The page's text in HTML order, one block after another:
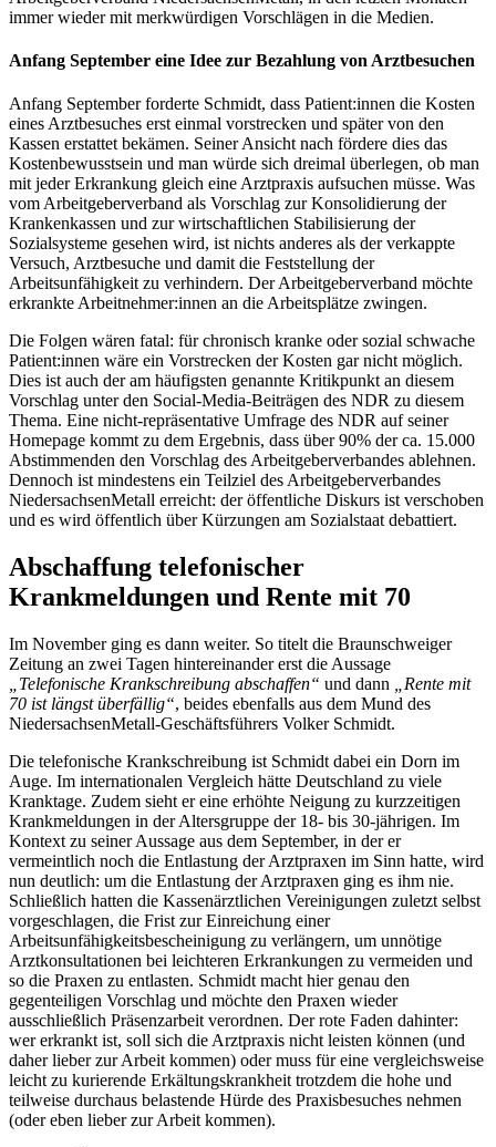
immer wieder mit merkwürdigen Vorschlägen in die Medien.
Anfang September eine Idee zur Bezahlung von Arztbesuchen
Anfang September forderte Schmidt, dass Patient:innen die Kosten
eines Arztbesuches erst einmal vorstrecken und später von den
Kassen erstattet bekämen. Seiner Ansicht nach fördere dies das
Kostenbewusstsein und man würde sich dreimal überlegen, ob man
mit jeder Erkrankung gleich eine Arztpraxis aufsuchen müsse. Was
vom Arbeitgeberverband als Vorschlag zur Konsolidierung der
Krankenkassen und zur wirtschaftlichen Stabilisierung der
Sozialsysteme gesehen wird, ist nichts anderes als der verkappte
Versuch, Arztbesuche und damit die Feststellung der
Arbeitsunfähigkeit zu verhindern. Der Arbeitgeberverband möchte
erkrankte Arbeitnehmer:innen an die Arbeitsplätze zwingen.
Die Folgen wären fatal: für chronisch kranke oder sozial schwache
Patient:innen wäre ein Vorstrecken der Kosten gar nicht möglich.
Dies ist auch der am häufigsten genannte Kritikpunkt an diesem
Vorschlag unter den Social-Media-Beiträgen des NDR zu diesem
Thema. Eine nicht-repräsentative Umfrage des NDR auf seiner
Homepage kommt zu dem Ergebnis, dass über 90% der ca. 15.000
Abstimmenden den Vorschlag des Arbeitgeberverbandes ablehnen.
Dennoch ist mindestens ein Teilziel des Arbeitgeberverbandes
NiedersachsenMetall erreicht: der öffentliche Diskurs ist verschoben
und es wird öffentlich über Kürzungen am Sozialstaat debattiert.
Abschaffung telefonischer
Krankmeldungen und Rente mit 70
Im November ging es dann weiter. So titelt die Braunschweiger
Zeitung an zwei Tagen hintereinander erst die Aussage
„Telefonische Krankschreibung abschaffen“ und dann
„Rente mit
70 ist längst überfällig“, beides ebenfalls aus dem Mund des
NiedersachsenMetall-Geschäftsführers Volker Schmidt.
Die telefonische Krankschreibung ist Schmidt dabei ein Dorn im
Auge. Im internationalen Vergleich hätte Deutschland zu viele
Kranktage. Zudem sieht er eine erhöhte Neigung zu kurzzeitigen
Krankmeldungen in der Altersgruppe der 18- bis 30-jährigen. Im
Kontext zu seiner Aussage aus dem September, in der er
vermeintlich noch die Entlastung der Arztpraxen im Sinn hatte, wird
nun deutlich: um die Entlastung der Arztpraxen ging es ihm nie.
Schließlich hatten die Kassenärztlichen Vereinigungen zuletzt selbst
vorgeschlagen, die Frist zur Einreichung einer
Arbeitsunfähigkeitsbescheinigung zu verlängern, um unnötige
Arztkonsultationen bei leichteren Erkrankungen zu vermeiden und
so die Praxen zu entlasten. Schmidt macht hier genau den
gegenteiligen Vorschlag und möchte den Praxen wieder
ausschließlich Präsenzarbeit verordnen. Der rote Faden dahinter:
wer erkrankt ist, soll sich die Arztpraxis nicht leisten können (und
daher lieber zur Arbeit kommen) oder muss für eine vergleichsweise
leicht zu kurierende Erkältungskrankheit trotzdem die hohe und
teilweise durchaus belastende Hürde des Praxisbesuches nehmen
(oder eben lieber zur Arbeit kommen).